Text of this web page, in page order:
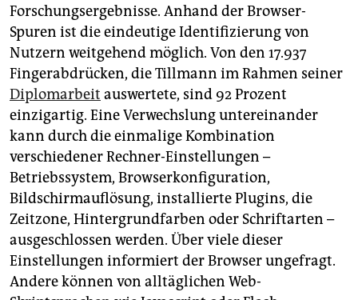
Forschungsergebnisse. Anhand der Browser-
Spuren ist die eindeutige Identifizierung von
Nutzern weitgehend möglich. Von den 17.937
Fingerabdrücken, die Tillmann im Rahmen seiner
Diplomarbeit auswertete, sind 92 Prozent
einzigartig. Eine Verwechslung untereinander
kann durch die einmalige Kombination
verschiedener Rechner-Einstellungen –
Betriebssystem, Browserkonfiguration,
Bildschirmauflösung, installierte Plugins, die
Zeitzone, Hintergrundfarben oder Schriftarten –
ausgeschlossen werden. Über viele dieser
Einstellungen informiert der Browser ungefragt.
Andere können von alltäglichen Web-